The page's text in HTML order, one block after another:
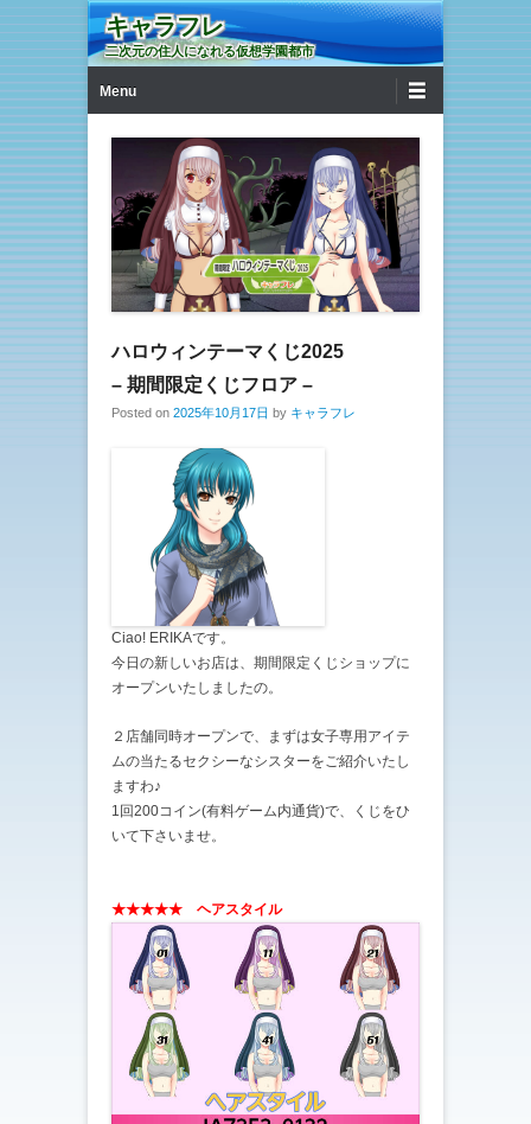
キャラフレ
二次元の住人になれる仮想学園都市
Menu
ハロウィンテーマくじ2025
– 期間限定くじフロア –
Posted on 2025年10月17日 by キャラフレ
Ciao! ERIKAです。
今日の新しいお店は、期間限定くじショップに
オープンいたしましたの。
２店舗同時オープンで、まずは女子専用アイテ
ムの当たるセクシーなシスターをご紹介いたし
ますわ♪
1回200コイン(有料ゲーム内通貨)で、くじをひ
いて下さいませ。
★★★★★ ヘアスタイル